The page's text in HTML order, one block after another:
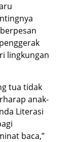
lingkungan
tua tidak
anak-
Literasi
baca,”